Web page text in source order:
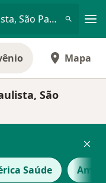
Nutricionista • Jardim Paulista, São Paulo, Brasil
Mapa
São
Saúde Amil